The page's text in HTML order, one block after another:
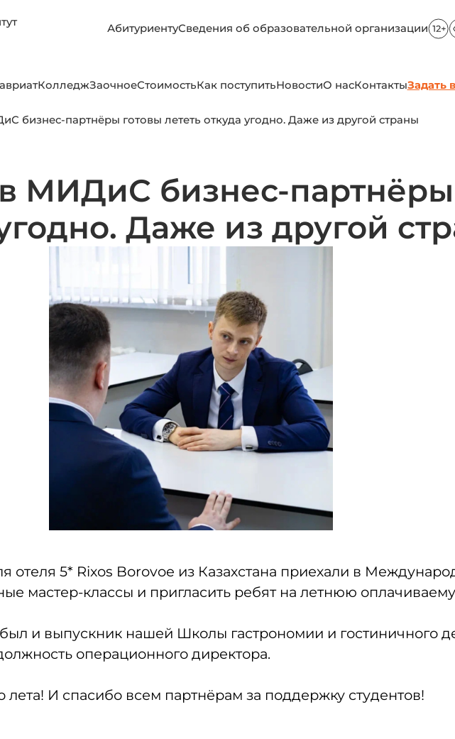
АбитуриентуСведения об образовательной организации
КолледжЗаочноеСтоимостьКак поступитьНовостиО насКонтактыЗадать
бизнес-партнёры готовы лететь откуда угодно. Даже из другой страны
МИДиС бизнес-партнёры
Даже из другой
отеля 5* Rixos Borovoe из Казахстана приехали в
мастер-классы и пригласить ребят на летнюю
и выпускник нашей Школы гастрономии и гостиничного
операционного директора.
И спасибо всем партнёрам за поддержку студентов!